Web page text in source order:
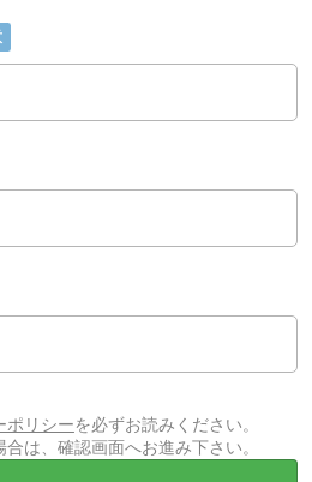
ポリシーを必ずお読みください。
は、確認画面へお進み下さい。